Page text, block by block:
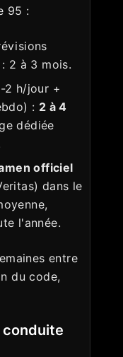
95 :
2 à 3 mois.
2 h/jour +
: 2 à 4
dédiée
officiel
dans le
l'année.
entre
du code,
conduite